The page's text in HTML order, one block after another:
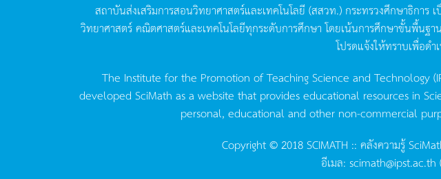
สถาบันส่งเสริมการสอนวิทยาศาสตร์และเทคโนโลยี (สสวท.) กระทรวงศึกษาธิการ
วิทยาศาสตร์คณิตศาสตร์และเทคโนโลยีทุกระดับการศึกษา โดยเน้นการศึกษาขั้นพื้นฐา
โปรดแจ้งให้ทราบเพื่อด
The Institute for the Promotion of Teaching Science and Technology
developed SciMath as a website that provides educational resources in
personal, educational and other non-commercial
Copyright © 2018 SCIMATH :: คลังความรู้
อีเมล: scimath@ipst.ac.th